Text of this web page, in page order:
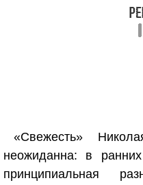
«Свежесть»
неожиданна: в
принципиальная